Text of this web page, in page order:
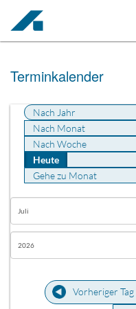
Terminkalender
Nach Jahr
Nach Monat
Nach Woche
Heute
Gehe zu Monat
Vorheriger Tag